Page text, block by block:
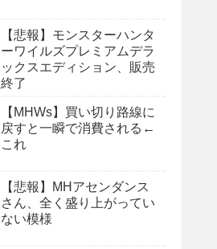
【悲報】モンスターハンタ
ーワイルズプレミアムデラ
ックスエディション、販売
終了
【MHWs】買い切り路線に
戻すと一瞬で消費される←
これ
【悲報】MHアセンダンス
さん、全く盛り上がってい
ない模様